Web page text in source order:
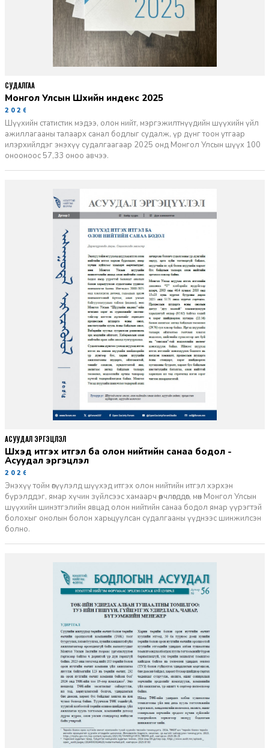
Монгол Улсын Шүүхийн индекс 2025
2026-06-11
Шүүхийн статистик мэдээ, олон нийт, мэргэжилтнүүдийн шүүхийн үйл
ажиллагааны талаарх санал бодлыг судалж, үр дүнг тоон утгаар
илэрхийлдэг энэхүү судалгаагаар 2025 онд Монгол Улсын шүүх 100
онооноос 57,33 оноо авчээ.
СУДАЛГАА
Шүүхэд итгэх итгэл ба олон нийтийн санаа бодол -
Асуудал эргэцүүлэл
2026-06-11
Энэхүү тойм өгүүлэлд шүүхэд итгэх олон нийтийн итгэл хэрхэн
бүрэлддэг, ямар хүчин зүйлсээс хамаарч өөрчлөгддөг, мөн Монгол Улсын
шүүхийн шинэтгэлийн явцад олон нийтийн санаа бодол ямар үүрэгтэй
болохыг онолын болон харьцуулсан судалгааны үүднээс шинжилсэн
болно.
АСУУДАЛ ЭРГЭЦҮҮЛЭЛ